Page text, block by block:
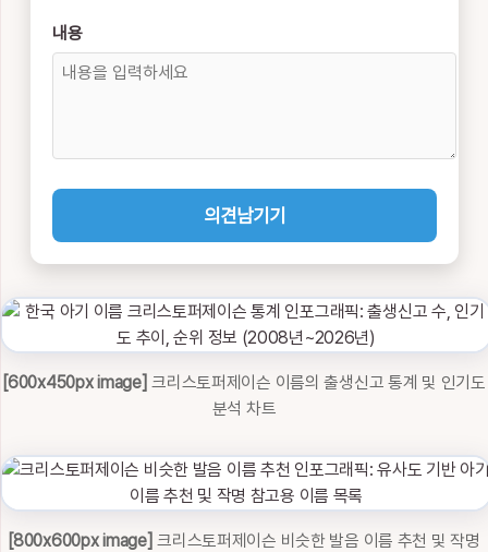
내용
의견남기기
[600x450px image] 크리스토퍼제이슨 이름의 출생신고 통계 및 인기도
분석 차트
[800x600px image] 크리스토퍼제이슨 비슷한 발음 이름 추천 및 작명